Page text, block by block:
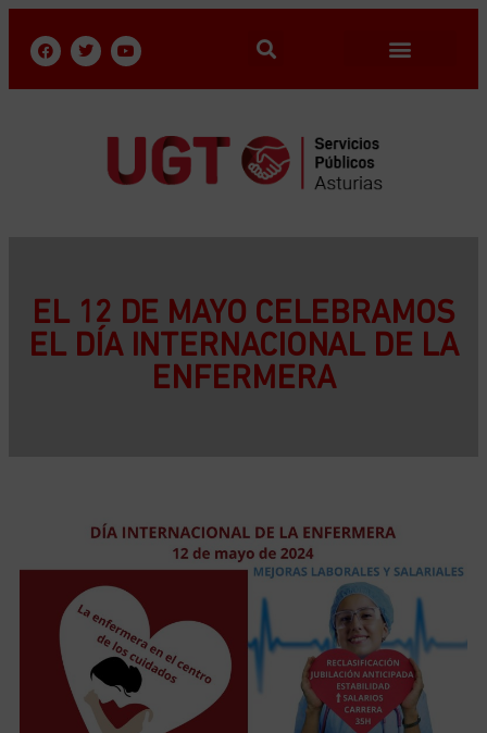
EL 12 DE MAYO CELEBRAMOS
EL DÍA INTERNACIONAL DE LA
ENFERMERA